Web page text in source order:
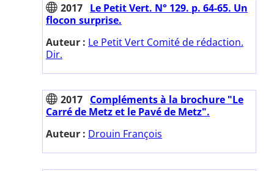
2017 Le Petit Vert. N° 129. p. 64-65. Un
flocon surprise.
Auteur : Le Petit Vert Comité de rédaction.
Dir.
2017 Compléments à la brochure "Le
Carré de Metz et le Pavé de Metz".
Auteur : Drouin François